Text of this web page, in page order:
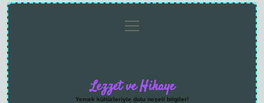
menüyü
aç
Lezzet ve Hikaye
Yemek kültürleriyle dolu neşeli bilgiler!